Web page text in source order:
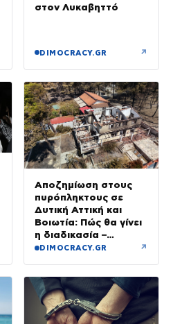
στον Λυκαβηττό
DIMOCRACY.GR ↗
Αποζημίωση στους
πυρόπληκτους σε
Δυτική Αττική και
Βοιωτία: Πώς θα γίνει
η διαδικασία –
Ξεκινούν τη Δευτέρα
DIMOCRACY.GR ↗